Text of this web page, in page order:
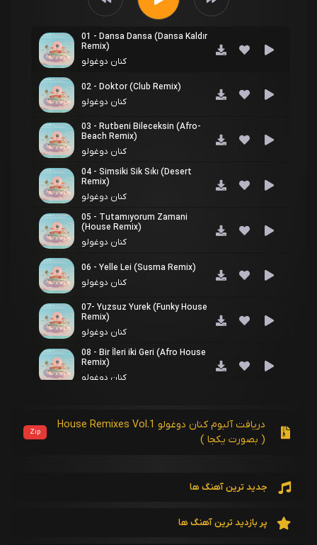
01 - Dansa Dansa (Dansa Kaldır
Remix)
کنان دوغولو
02 - Doktor (Club Remix)
کنان دوغولو
03 - Rutbeni Bileceksin (Afro-
Beach Remix)
کنان دوغولو
04 - Simsiki Sik Sıkı (Desert
Remix)
کنان دوغولو
05 - Tutamıyorum Zamani
(House Remix)
کنان دوغولو
06 - Yelle Lei (Susma Remix)
کنان دوغولو
07- Yuzsuz Yurek (Funky House
Remix)
کنان دوغولو
08 - Bir İleri iki Geri (Afro House
Remix)
کنان دوغولو
دریافت آلبوم کنان دوغولو House Remixes Vol.1
( بصورت یکجا )
Zip
جدید ترین آهنگ ها
پر بازدید ترین آهنگ ها